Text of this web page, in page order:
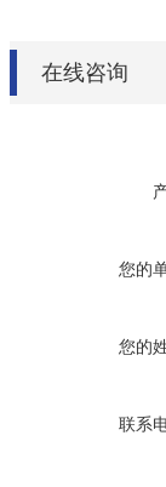
在线咨询
您的
您的
联系